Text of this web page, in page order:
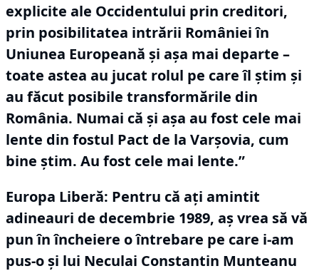
explicite ale Occidentului prin creditori,
prin posibilitatea intrării României în
Uniunea Europeană și așa mai departe –
toate astea au jucat rolul pe care îl știm și
au făcut posibile transformările din
România. Numai că și așa au fost cele mai
lente din fostul Pact de la Varșovia, cum
bine știm. Au fost cele mai lente.”
Europa Liberă: Pentru că ați amintit
adineauri de decembrie 1989, aș vrea să vă
pun în încheiere o întrebare pe care i-am
pus-o și lui Neculai Constantin Munteanu